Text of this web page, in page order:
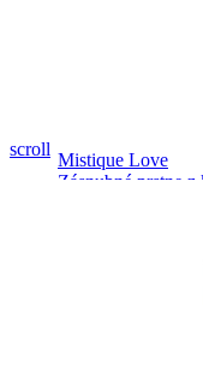
Mistique Love
Zásnubné prstne
scroll